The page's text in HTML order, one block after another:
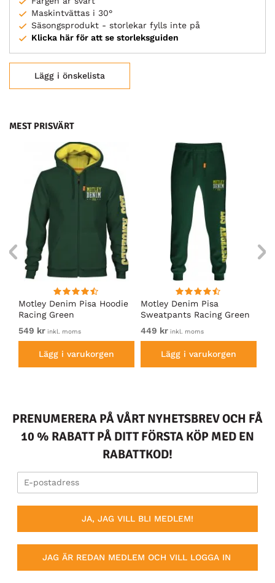
Maskintvättas i 30°
Säsongsprodukt - storlekar fylls inte på
Klicka här för att se storleksguiden
Lägg i önskelista
MEST PRISVÄRT
Motley Denim Pisa Hoodie
Racing Green
549 kr inkl. moms
Lägg i varukorgen
Motley Denim Pisa
Sweatpants Racing Green
449 kr inkl. moms
Lägg i varukorgen
PRENUMERERA PÅ VÅRT NYHETSBREV OCH FÅ
10 % RABATT PÅ DITT FÖRSTA KÖP MED EN
RABATTKOD!
JA, JAG VILL BLI MEDLEM!
JAG ÄR REDAN MEDLEM OCH VILL LOGGA IN